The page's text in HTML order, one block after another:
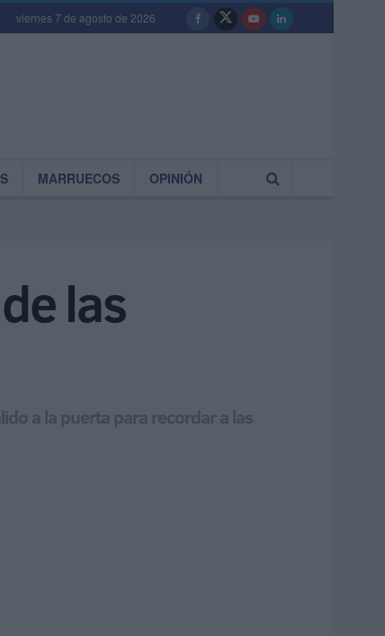
viernes 7 de agosto de 2026
MARRUECOS OPINIÓN
las
a la puerta para recordar a las